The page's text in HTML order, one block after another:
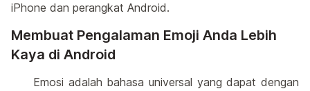
iPhone dan perangkat Android.
Membuat Pengalaman Emoji Anda Lebih
Kaya di Android
Emosi adalah bahasa universal yang dapat dengan